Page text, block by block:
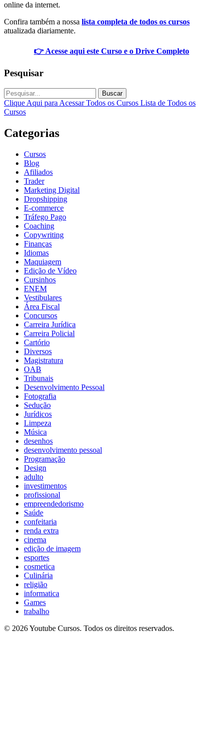
online da internet.
Confira também a nossa lista completa de todos os cursos
atualizada diariamente.
👉 Acesse aqui este Curso e o Drive Completo
Pesquisar
Buscar
Clique Aqui para Acessar Todos os Cursos Lista de Todos os
Cursos
Categorias
Cursos
Blog
Afiliados
Trader
Marketing Digital
Dropshipping
E-commerce
Tráfego Pago
Coaching
Copywriting
Finanças
Idiomas
Maquiagem
Edição de Vídeo
Cursinhos
ENEM
Vestibulares
Área Fiscal
Concursos
Carreira Jurídica
Carreira Policial
Cartório
Diversos
Magistratura
OAB
Tribunais
Desenvolvimento Pessoal
Fotografia
Sedução
Jurídicos
Limpeza
Música
desenhos
desenvolvimento pessoal
Programação
Design
adulto
investimentos
profissional
empreendedorismo
Saúde
confeitaria
renda extra
cinema
edição de imagem
esportes
cosmetica
Culinária
religião
informatica
Games
trabalho
© 2026 Youtube Cursos. Todos os direitos reservados.